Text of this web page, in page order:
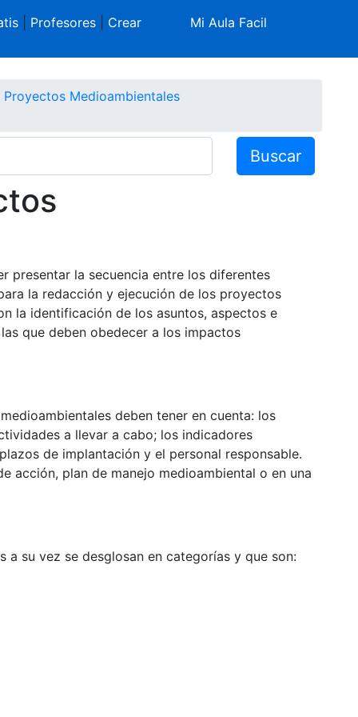
| Profesores| Crear
Mi Aula Facil
Proyectos Medioambientales
Buscar
presentar la secuencia entre los diferentes
la redacción y ejecución de los proyectos
la identificación de los asuntos, aspectos e
que deben obedecer a los impactos
deben tener en cuenta: los
a llevar a cabo; los indicadores
de implantación y el personal responsable.
acción, plan de manejo medioambiental o en una
a su vez se desglosan en categorías y que son: